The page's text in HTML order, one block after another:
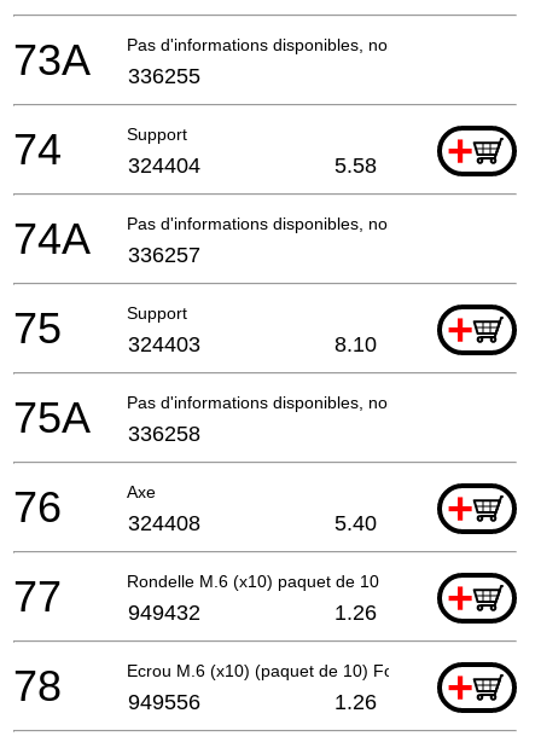
Pas d'informations disponibles, non commandable
73A 336255
Support +
74 324404 5.58
Pas d'informations disponibles, non commandable
74A 336257
Support +
75 324403 8.10
Pas d'informations disponibles, non commandable
75A 336258
Axe +
76 324408 5.40
Rondelle M.6 (x10) paquet de 10 +
77 949432 1.26
Ecrou M.6 (x10) (paquet de 10) For Europe (sl),us
+
78 949556 1.26